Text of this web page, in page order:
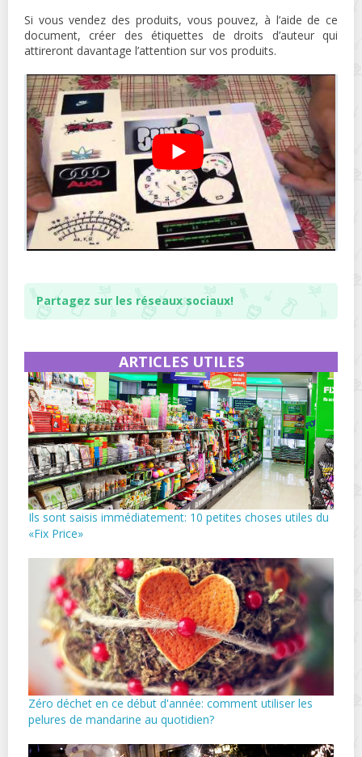
Si vous vendez des produits, vous pouvez, à l’aide de ce
document, créer des étiquettes de droits d’auteur qui
attireront davantage l’attention sur vos produits.
Partagez sur les réseaux sociaux!
ARTICLES UTILES
Ils sont saisis immédiatement: 10 petites choses utiles du
«Fix Price»
Zéro déchet en ce début d'année: comment utiliser les
pelures de mandarine au quotidien?